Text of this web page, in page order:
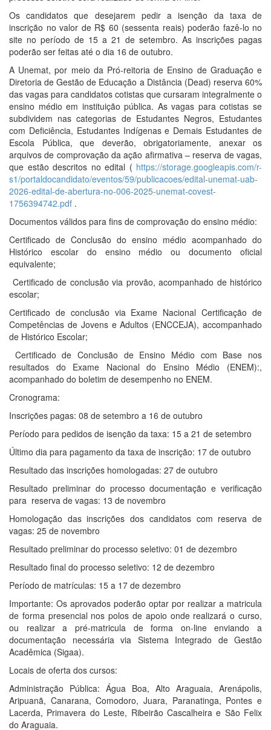
Os candidatos que desejarem pedir a isenção da taxa de
inscrição no valor de R$ 60 (sessenta reais) poderão fazê-lo no
site no período de 15 a 21 de setembro. As inscrições pagas
poderão ser feitas até o dia 16 de outubro.
A Unemat, por meio da Pró-reitoria de Ensino de Graduação e
Diretoria de Gestão de Educação a Distância (Dead) reserva 60%
das vagas para candidatos cotistas que cursaram integralmente o
ensino médio em instituição pública. As vagas para cotistas se
subdividem nas categorias de Estudantes Negros, Estudantes
com Deficiência, Estudantes Indígenas e Demais Estudantes de
Escola Pública, que deverão, obrigatoriamente, anexar os
arquivos de comprovação da ação afirmativa – reserva de vagas,
que estão descritos no edital ( https://storage.googleapis.com/r-
s1/portaldocandidato/eventos/59/publicacoes/edital-unemat-uab-
2026-edital-de-abertura-no-006-2025-unemat-covest-
1756394742.pdf .
Documentos válidos para fins de comprovação do ensino médio:
Certificado de Conclusão do ensino médio acompanhado do
Histórico escolar do ensino médio ou documento oficial
equivalente;
Certificado de conclusão via provão, acompanhado de histórico
escolar;
Certificado de conclusão via Exame Nacional Certificação de
Competências de Jovens e Adultos (ENCCEJA), accompanhado
de Histórico Escolar;
Certificado de Conclusão de Ensino Médio com Base nos
resultados do Exame Nacional do Ensino Médio (ENEM):,
acompanhado do boletim de desempenho no ENEM.
Cronograma:
Inscrições pagas: 08 de setembro a 16 de outubro
Período para pedidos de isenção da taxa: 15 a 21 de setembro
Último dia para pagamento da taxa de inscrição: 17 de outubro
Resultado das inscrições homologadas: 27 de outubro
Resultado preliminar do processo documentação e verificação
para reserva de vagas: 13 de novembro
Homologação das inscrições dos candidatos com reserva de
vagas: 25 de novembro
Resultado preliminar do processo seletivo: 01 de dezembro
Resultado final do processo seletivo: 12 de dezembro
Período de matrículas: 15 a 17 de dezembro
Importante: Os aprovados poderão optar por realizar a matricula
de forma presencial nos polos de apoio onde realizará o curso,
ou realizar a pré-matricula de forma on-line enviando a
documentação necessária via Sistema Integrado de Gestão
Acadêmica (Sigaa).
Locais de oferta dos cursos:
Administração Pública: Água Boa, Alto Araguaia, Arenápolis,
Aripuanã, Canarana, Comodoro, Juara, Paranatinga, Pontes e
Lacerda, Primavera do Leste, Ribeirão Cascalheira e São Felix
do Araguaia.